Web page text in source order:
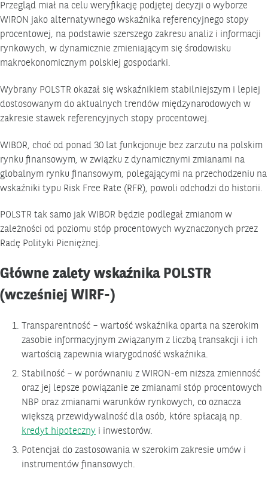
Przegląd miał na celu weryfikację podjętej decyzji o wyborze
WIRON jako alternatywnego wskaźnika referencyjnego stopy
procentowej, na podstawie szerszego zakresu analiz i informacji
rynkowych, w dynamicznie zmieniającym się środowisku
makroekonomicznym polskiej gospodarki.
Wybrany POLSTR okazał się wskaźnikiem stabilniejszym i lepiej
dostosowanym do aktualnych trendów międzynarodowych w
zakresie stawek referencyjnych stopy procentowej.
WIBOR, choć od ponad 30 lat funkcjonuje bez zarzutu na polskim
rynku finansowym, w związku z dynamicznymi zmianami na
globalnym rynku finansowym, polegającymi na przechodzeniu na
wskaźniki typu Risk Free Rate (RFR), powoli odchodzi do historii.
POLSTR tak samo jak WIBOR będzie podlegał zmianom w
zależności od poziomu stóp procentowych wyznaczonych przez
Radę Polityki Pieniężnej.
Główne zalety wskaźnika POLSTR
(wcześniej WIRF-)
Transparentność – wartość wskaźnika oparta na szerokim
zasobie informacyjnym związanym z liczbą transakcji i ich
wartością zapewnia wiarygodność wskaźnika.
Stabilność – w porównaniu z WIRON-em niższa zmienność
oraz jej lepsze powiązanie ze zmianami stóp procentowych
NBP oraz zmianami warunków rynkowych, co oznacza
większą przewidywalność dla osób, które spłacają np.
kredyt hipoteczny i inwestorów.
Potencjał do zastosowania w szerokim zakresie umów i
instrumentów finansowych.